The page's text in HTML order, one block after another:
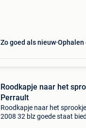
Zo goed als nieuw Ophalen
Roodkapje naar het
Perrault
Roodkapje naar het
2008 32 blz goede staat